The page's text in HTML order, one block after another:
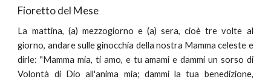
Fioretto del Mese
La mattina, (a) mezzogiorno e (a) sera, cioè tre volte al
giorno, andare sulle ginocchia della nostra Mamma celeste e
dirle: "Mamma mia, ti amo, e tu amami e dammi un sorso di
Volontà di Dio all'anima mia; dammi la tua benedizione,